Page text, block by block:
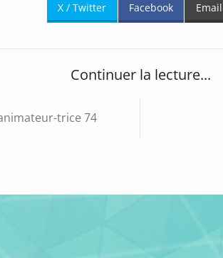
X / Twitter Facebook Email
Continuer la lecture...
trice 74